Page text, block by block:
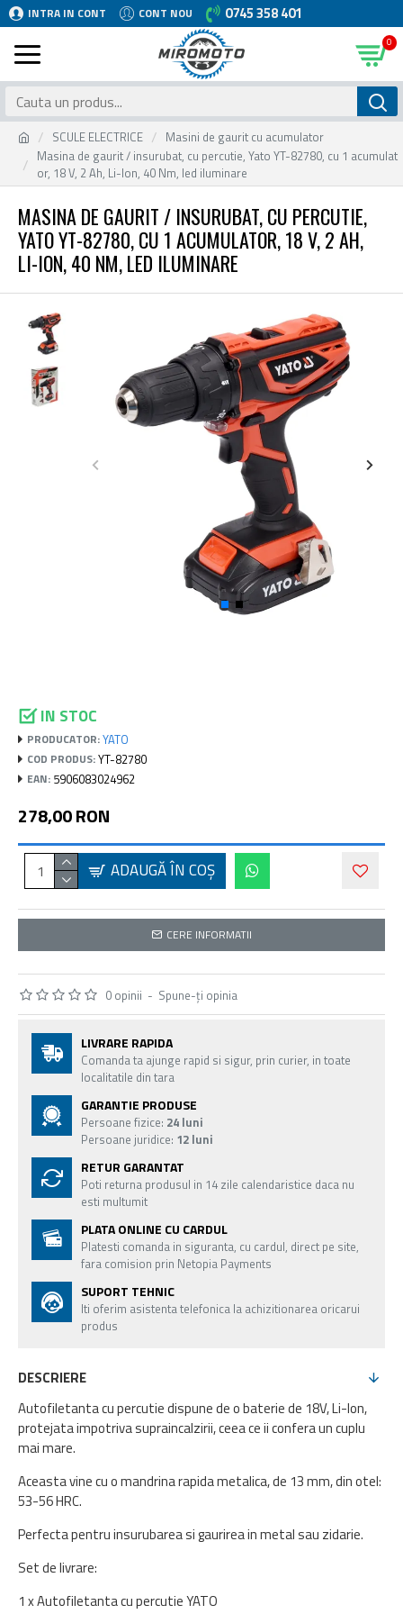
INTRA IN CONT CONT NOU 0745 358 401
0
SCULE ELECTRICE
Masini de gaurit cu acumulator
Masina de gaurit / insurubat, cu percutie, Yato YT-82780, cu 1 acumulat
or, 18 V, 2 Ah, Li-Ion, 40 Nm, led iluminare
MASINA DE GAURIT / INSURUBAT, CU PERCUTIE,
YATO YT-82780, CU 1 ACUMULATOR, 18 V, 2 AH,
LI-ION, 40 NM, LED ILUMINARE
IN STOC
PRODUCATOR:YATO
COD PRODUS:YT-82780
EAN: 5906083024962
0 opinii - Spune-ţi opinia
278,00 RON
ADAUGĂ ÎN COŞ
CERE INFORMATII
LIVRARE RAPIDA
Comanda ta ajunge rapid si sigur, prin curier, in toate
localitatile din tara
GARANTIE PRODUSE
Persoane fizice: 24 luni
Persoane juridice: 12 luni
RETUR GARANTAT
Poti returna produsul in 14 zile calendaristice daca nu
esti multumit
PLATA ONLINE CU CARDUL
Platesti comanda in siguranta, cu cardul, direct pe site,
fara comision prin Netopia Payments
SUPORT TEHNIC
Iti oferim asistenta telefonica la achizitionarea oricarui
produs
DESCRIERE
Autofiletanta cu percutie dispune de o baterie de 18V, Li-Ion,
protejata impotriva supraincalzirii, ceea ce ii confera un cuplu
mai mare.
Aceasta vine cu o mandrina rapida metalica, de 13 mm, din otel:
53-56 HRC.
Perfecta pentru insurubarea si gaurirea in metal sau zidarie.
Set de livrare:
1 x Autofiletanta cu percutie YATO